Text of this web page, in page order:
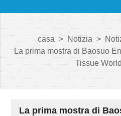
casa > Notizia >
La prima mostra di Baosuo
Tissue
La prima mostra di